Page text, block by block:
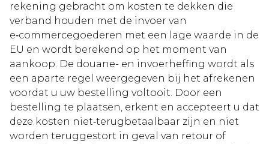
rekening gebracht om kosten te dekken die
verband houden met de invoer van
e‑commercegoederen met een lage waarde in de
EU en wordt berekend op het moment van
aankoop. De douane- en invoerheffing wordt als
een aparte regel weergegeven bij het afrekenen
voordat u uw bestelling voltooit. Door een
bestelling te plaatsen, erkent en accepteert u dat
deze kosten niet‑terugbetaalbaar zijn en niet
worden teruggestort in geval van retour of